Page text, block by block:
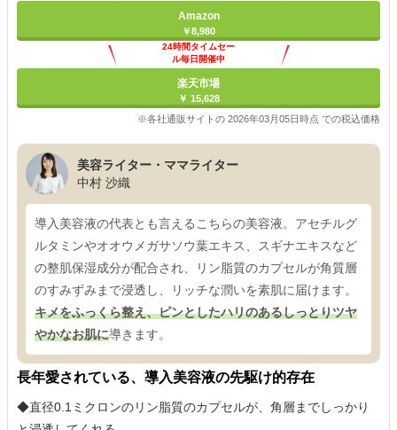
Amazon
￥8,980
24時間タイムセー
ル毎日開催中
楽天市場
￥ 15,628
※各社通販サイトの 2026年03月05日時点 での税込価格
美容ライター・ママライター
中村 沙織
導入美容液の代表とも言えるこちらの美容液。アセチルグ
ルタミンやオオウメガサソウ葉エキス、スギナエキスなど
の整肌保湿成分が配合され、リン脂質のカプセルが角質層
のすみずみまで浸透し、リッチな潤いを素肌に届けます。
キメをふっくら整え、ピンとしたハリのあるしっとりツヤ
やかなお肌に導きます。
長年愛されている、導入美容液の先駆け的存在
◆直径0.1ミクロンのリン脂質のカプセルが、角層までしっかり